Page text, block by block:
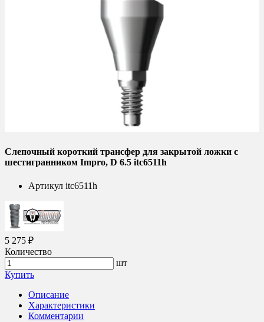
Слепочный короткий трансфер для закрытой ложки с
шестигранником Impro, D 6.5 itc6511h
Артикул itc6511h
5 275 ₽
Количество
шт
Купить
Описание
Характеристики
Комментарии